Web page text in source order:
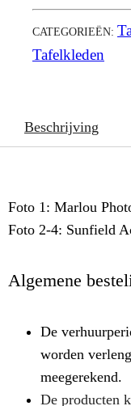
CATEGORIEËN:
Tafelkleden
Beschrijving
Foto 1: Marlou
Foto 2-4: Sunfield
Algemene
De
worden
meegerekend.
De producten